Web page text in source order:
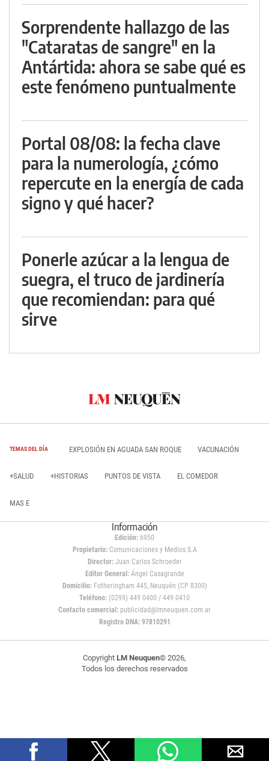
Sorprendente hallazgo de las
"Cataratas de sangre" en la
Antártida: ahora se sabe qué es
este fenómeno puntualmente
Portal 08/08: la fecha clave
para la numerología, ¿cómo
repercute en la energía de cada
signo y qué hacer?
Ponerle azúcar a la lengua de
suegra, el truco de jardinería
que recomiendan: para qué
sirve
TEMAS DEL DÍA EXPLOSIÓN EN AGUADA SAN ROQUE VACUNACIÓN
+SALUD +HISTORIAS PUNTOS DE VISTA EL COMEDOR
MAS E
Información
Edición: 6950
Propietario:Comunicaciones y Medios S.A
Director: Juan Carlos Schroeder
Editor General:Ángel Casagrande
Domicilio:Fotheringham 445, Neuquén (CP 8300)
Teléfono: (0299) 449 0400 / 449 0410
Contacto comercial: publicidad@lmneuquen.com.ar
Registro DNA: 97810291
Copyright LM Neuquen© 2026,
Todos los derechos reservados